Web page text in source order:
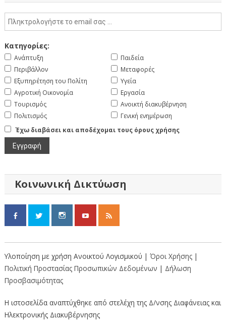
Κατηγορίες:
Ανάπτυξη
Περιβάλλον
Εξυπηρέτηση του Πολίτη
Αγροτική Οικονομία
Τουρισμός
Πολιτισμός
Παιδεία
Μεταφορές
Υγεία
Εργασία
Ανοικτή διακυβέρνηση
Γενική ενημέρωση
Έχω διαβάσει και αποδέχομαι τους όρους χρήσης
Κοινωνική Δικτύωση
Υλοποίηση με χρήση Ανοικτού Λογισμικού | Όροι Χρήσης |
Πολιτική Προστασίας Προσωπικών Δεδομένων | Δήλωση
Προσβασιμότητας
Η ιστοσελίδα αναπτύχθηκε από στελέχη της Δ/νσης Διαφάνειας και
Ηλεκτρονικής Διακυβέρνησης